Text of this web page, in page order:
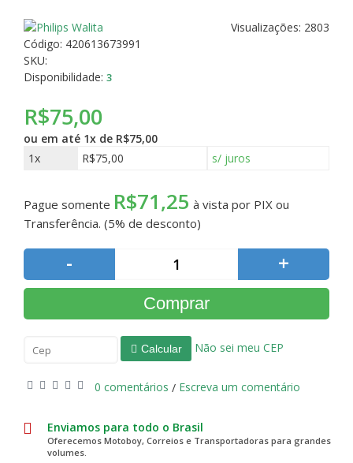
Visualizações: 2803
Código: 420613673991
SKU:
Disponibilidade: 3
R$75,00
ou em até 1x de R$75,00
1x
R$75,00 s/ juros
Pague somente R$71,25 à vista por PIX ou
Transferência. (5% de desconto)
- +
Comprar
Calcular Não sei meu CEP
0 comentários / Escreva um comentário
Enviamos para todo o Brasil
Oferecemos Motoboy, Correios e Transportadoras para grandes
volumes.